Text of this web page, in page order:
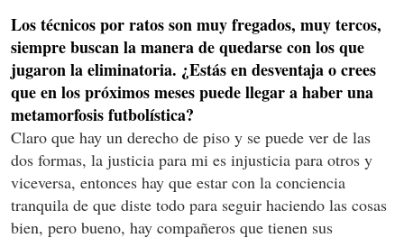
Los técnicos por ratos son muy fregados, muy tercos,
siempre buscan la manera de quedarse con los que
jugaron la eliminatoria. ¿Estás en desventaja o crees
que en los próximos meses puede llegar a haber una
metamorfosis futbolística?
Claro que hay un derecho de piso y se puede ver de las
dos formas, la justicia para mi es injusticia para otros y
viceversa, entonces hay que estar con la conciencia
tranquila de que diste todo para seguir haciendo las cosas
bien, pero bueno, hay compañeros que tienen sus